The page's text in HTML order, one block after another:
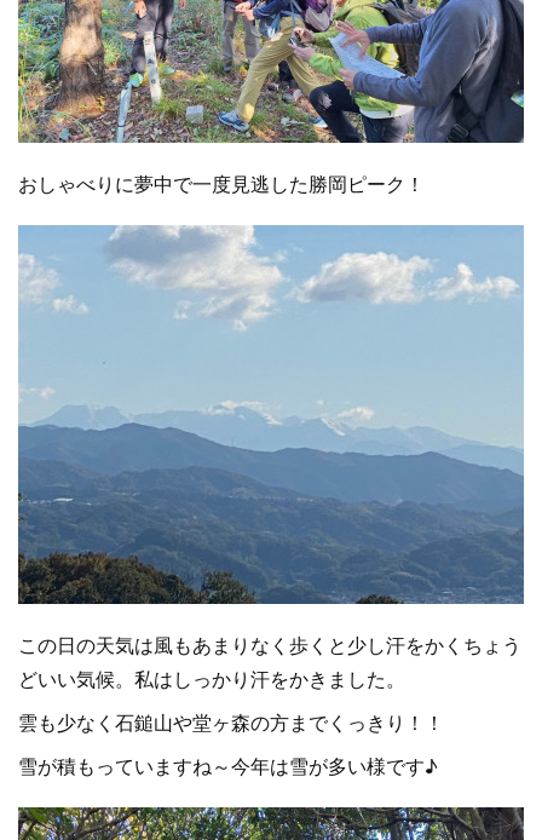
おしゃべりに夢中で一度見逃した勝岡ピーク！
この日の天気は風もあまりなく歩くと少し汗をかくちょう
どいい気候。私はしっかり汗をかきました。
雲も少なく石鎚山や堂ヶ森の方までくっきり！！
雪が積もっていますね～今年は雪が多い様です♪